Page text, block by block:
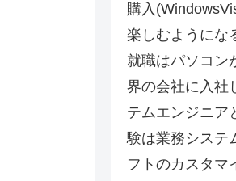
購入
楽しむようにな
就職はパソコン
界の会社に入社
テムエンジニア
験は業務システ
フトのカスタマ